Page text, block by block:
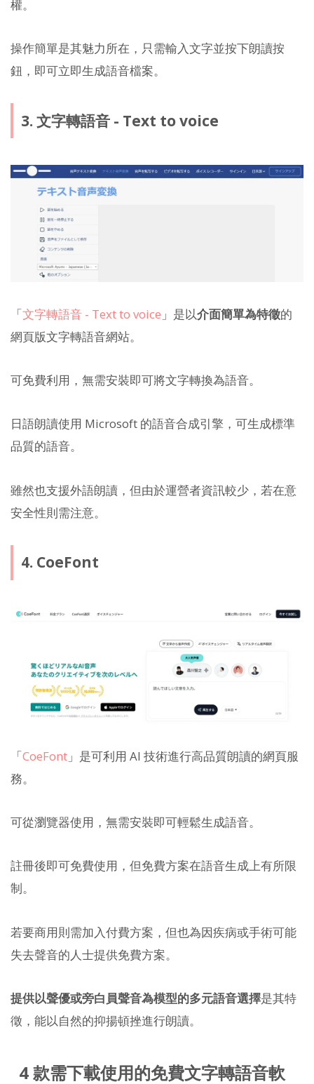
權。
操作簡單是其魅力所在，只需輸入文字並按下朗讀按
鈕，即可立即生成語音檔案。
3. 文字轉語音 - Text to voice
「文字轉語音 - Text to voice 」是以介面簡單為特徵的
網頁版文字轉語音網站。
可免費利用，無需安裝即可將文字轉換為語音。
日語朗讀使用 Microsoft 的語音合成引擎，可生成標準
品質的語音。
雖然也支援外語朗讀，但由於運營者資訊較少，若在意
安全性則需注意。
4. CoeFont
「CoeFont 」是可利用 AI 技術進行高品質朗讀的網頁服
務。
可從瀏覽器使用，無需安裝即可輕鬆生成語音。
註冊後即可免費使用，但免費方案在語音生成上有所限
制。
若要商用則需加入付費方案，但也為因疾病或手術可能
失去聲音的人士提供免費方案。
提供以聲優或旁白員聲音為模型的多元語音選擇是其特
徵，能以自然的抑揚頓挫進行朗讀。
4 款需下載使用的免費文字轉語音軟